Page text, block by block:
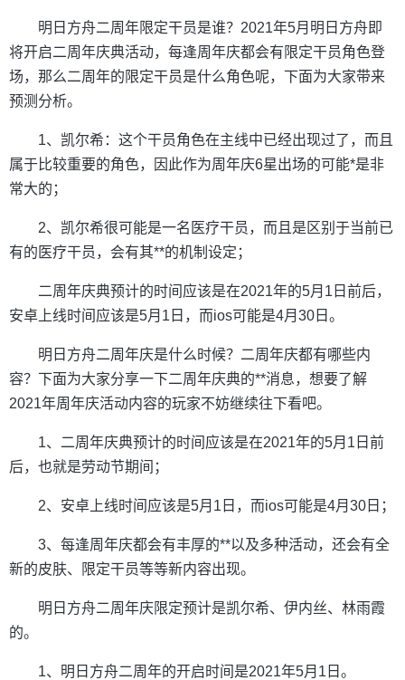
明日方舟二周年限定干员是谁？2021年5月明日方舟即
将开启二周年庆典活动，每逢周年庆都会有限定干员角色登
场，那么二周年的限定干员是什么角色呢，下面为大家带来
预测分析。
1、凯尔希：这个干员角色在主线中已经出现过了，而且
属于比较重要的角色，因此作为周年庆6星出场的可能*是非
常大的；
2、凯尔希很可能是一名医疗干员，而且是区别于当前已
有的医疗干员，会有其**的机制设定；
二周年庆典预计的时间应该是在2021年的5月1日前后，
安卓上线时间应该是5月1日，而ios可能是4月30日。
明日方舟二周年庆是什么时候？二周年庆都有哪些内
容？下面为大家分享一下二周年庆典的**消息，想要了解
2021年周年庆活动内容的玩家不妨继续往下看吧。
1、二周年庆典预计的时间应该是在2021年的5月1日前
后，也就是劳动节期间；
2、安卓上线时间应该是5月1日，而ios可能是4月30日；
3、每逢周年庆都会有丰厚的**以及多种活动，还会有全
新的皮肤、限定干员等等新内容出现。
明日方舟二周年庆限定预计是凯尔希、伊内丝、林雨霞
的。
1、明日方舟二周年的开启时间是2021年5月1日。